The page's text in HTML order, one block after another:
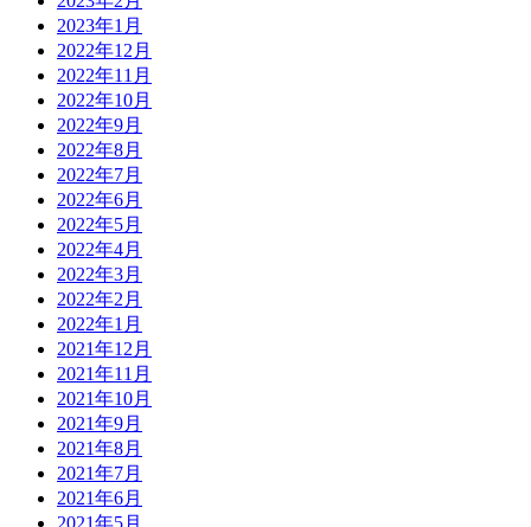
2023年1月
2022年12月
2022年11月
2022年10月
2022年9月
2022年8月
2022年7月
2022年6月
2022年5月
2022年4月
2022年3月
2022年2月
2022年1月
2021年12月
2021年11月
2021年10月
2021年9月
2021年8月
2021年7月
2021年6月
2021年5月